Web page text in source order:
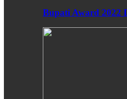
Bupati Award 2022